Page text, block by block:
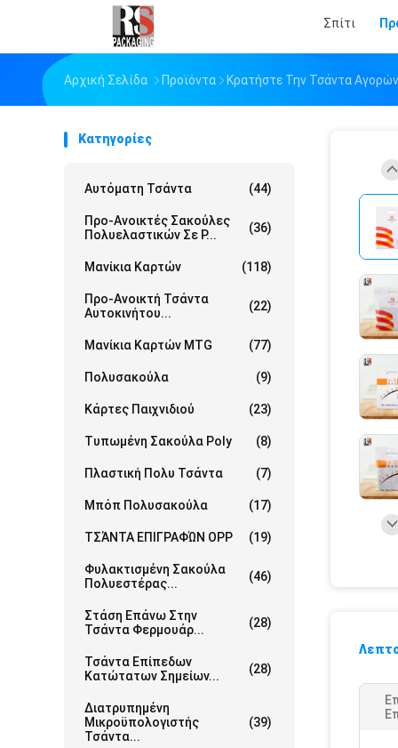
Σπίτι
Αρχική Σελίδα Προϊόντα Κρατήστε Την Τσάντα
Κατηγορίες
Αυτόματη Τσάντα (44)
Προ-Ανοικτές Σακούλες
Πολυελαστικών Σε Ρ...
(36)
Μανίκια Καρτών (118)
Προ-Ανοικτή Τσάντα
Αυτοκινήτου...
(22)
Μανίκια Καρτών MTG (77)
Πολυσακούλα (9)
Κάρτες Παιχνιδιού (23)
Τυπωμένη Σακούλα Poly (8)
Πλαστική Πολυ Τσάντα (7)
Μπόπ Πολυσακούλα (17)
ΤΣΆΝΤΑ ΕΠΙΓΡΑΦΏΝ OPP (19)
Φυλακτισμένη Σακούλα
Πολυεστέρας...
(46)
Στάση Επάνω Στην
Τσάντα Φερμουάρ...
(28)
Τσάντα Επίπεδων
Κατώτατων Σημείων...
(28)
Διατρυπημένη
Μικροϋπολογιστής
Τσάντα...
(39)